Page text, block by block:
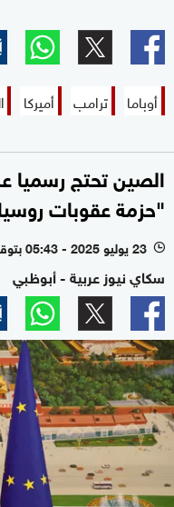
أوباما ترامب أميركا
الصين تحتج رسميا
"حزمة عقوبات
l 23 يوليو 2025 - 05:43 بتوقيت أبوظبي
سكاي نيوز عربية - أبوظبي